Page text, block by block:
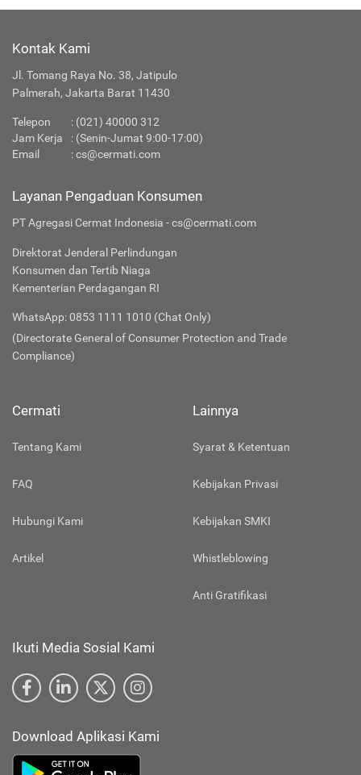
Kontak Kami
Jl. Tomang Raya No. 38, Jatipulo
Palmerah, Jakarta Barat 11430
Telepon : (021) 40000 312
Jam Kerja
: (Senin-Jumat 9:00-17:00)
Email
:cs@cermati.com
Layanan Pengaduan Konsumen
PT Agregasi Cermat Indonesia - cs@cermati.com
Direktorat Jenderal Perlindungan
Konsumen dan Tertib Niaga
Kementerian Perdagangan RI
WhatsApp: 0853 1111 1010 (Chat Only)
(Directorate General of Consumer Protection and Trade
Compliance)
Cermati
Tentang Kami
FAQ
Hubungi Kami
Artikel
Lainnya
Syarat & Ketentuan
Kebijakan Privasi
Kebijakan SMKI
Whistleblowing
Anti Gratifikasi
Ikuti Media Sosial Kami
Download Aplikasi Kami